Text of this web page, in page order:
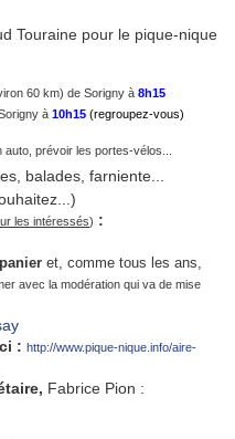
Touraine pour le pique-nique
60 km) de Sorigny à 8h15
à 10h15 (regroupez-vous)
prévoir les portes-vélos...
balades, farniente...
les intéressés) :
et, comme tous les ans,
avec la modération qui va de mise
: http://www.pique-nique.info/aire-
Fabrice Pion :